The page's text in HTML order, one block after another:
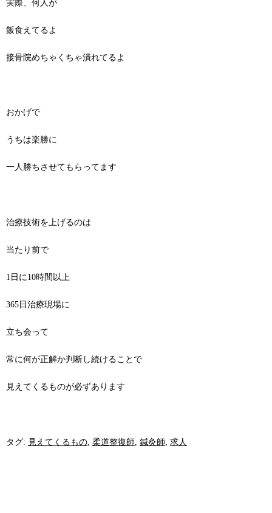
実際、何人が
飯食えてるよ
接骨院めちゃくちゃ潰れてるよ
おかげで
うちは楽勝に
一人勝ちさせてもらってます
治療技術を上げるのは
当たり前で
1日に10時間以上
365日治療現場に
立ち会って
常に何が正解か判断し続けることで
見えてくるものが必ずあります
タグ: 見えてくるもの 柔道整復師 鍼灸師 求人